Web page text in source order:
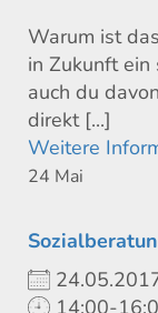
Warum ist
in Zukunft
auch du
direkt [...]
Weitere
24 Mai
14:00-